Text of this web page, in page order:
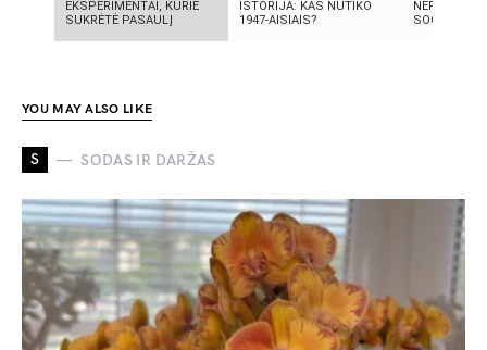
EKSPERIMENTAI, KURIE
SUKRĖTĖ PASAULĮ
ISTORIJA: KAS NUTIKO
1947-AISIAIS?
SOCIALINIS
YOU MAY ALSO LIKE
S SODAS IR DARŽAS